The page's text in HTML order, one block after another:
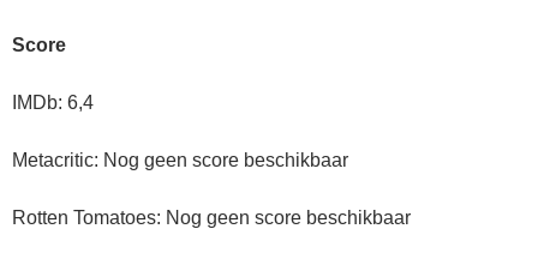
Score
IMDb: 6,4
Metacritic: Nog geen score beschikbaar
Rotten Tomatoes: Nog geen score beschikbaar